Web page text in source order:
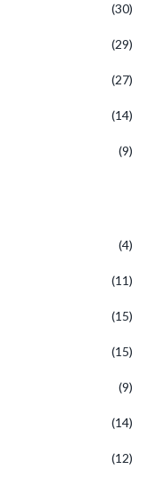
(30)
(29)
(27)
(14)
(9)
(4)
(11)
(15)
(15)
(9)
(14)
(12)